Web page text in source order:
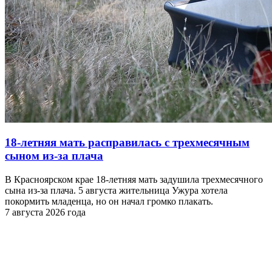
18-летняя мать расправилась с трехмесячным
сыном из-за плача
В Красноярском крае 18-летняя мать задушила трехмесячного
сына из-за плача. 5 августа жительница Ужура хотела
покормить младенца, но он начал громко плакать.
7 августа 2026 года